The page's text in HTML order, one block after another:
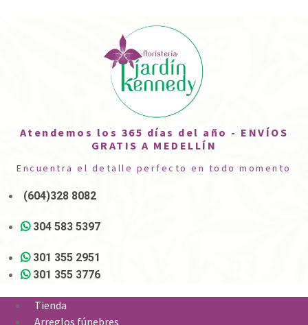
Atendemos los 365 días del año - ENVÍOS
GRATIS A MEDELLÍN
Encuentra el detalle perfecto en todo momento
(604)328 8082
304 583 5397
301 355 2951
301 355 3776
Tienda
Arreglos fúnebres